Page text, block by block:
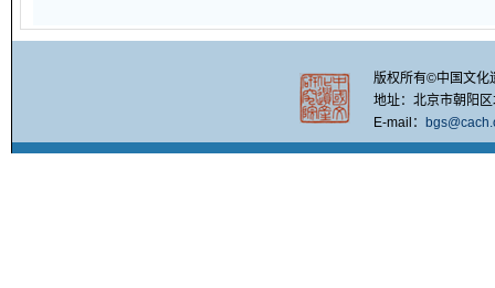
版权所有©中国文化
地址：北京市朝阳
E-mail：